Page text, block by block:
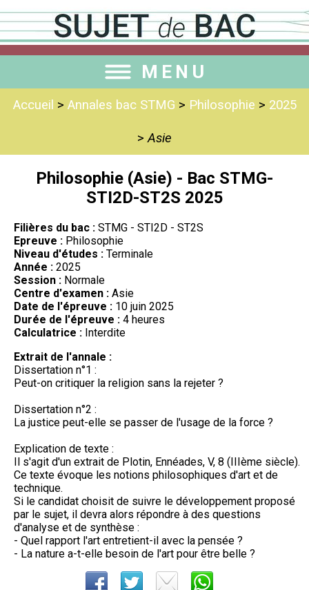
MENU
Accueil > Annales bac STMG > Philosophie > 2025
>Asie
Philosophie (Asie) - Bac STMG-
STI2D-ST2S 2025
Filières du bac : STMG - STI2D - ST2S
Epreuve : Philosophie
Niveau d'études : Terminale
Année : 2025
Session : Normale
Centre d'examen : Asie
Date de l'épreuve : 10 juin 2025
Durée de l'épreuve : 4 heures
Calculatrice : Interdite
Extrait de l'annale :
Dissertation n°1 :
Peut-on critiquer la religion sans la rejeter ?
Dissertation n°2 :
La justice peut-elle se passer de l'usage de la force ?
Explication de texte :
Il s'agit d'un extrait de Plotin, Ennéades, V, 8 (IIIème siècle).
Ce texte évoque les notions philosophiques d'art et de
technique.
Si le candidat choisit de suivre le développement proposé
par le sujet, il devra alors répondre à des questions
d'analyse et de synthèse :
- Quel rapport l'art entretient-il avec la pensée ?
- La nature a-t-elle besoin de l'art pour être belle ?